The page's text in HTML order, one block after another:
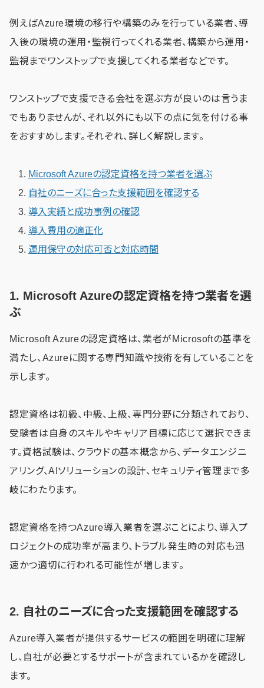
例えばAzure環境の移行や構築のみを行っている業者、導
入後の環境の運用・監視行ってくれる業者、構築から運用・
監視までワンストップで支援してくれる業者などです。
ワンストップで支援できる会社を選ぶ方が良いのは言うま
でもありませんが、それ以外にも以下の点に気を付ける事
をおすすめします。それぞれ、詳しく解説します。
Microsoft Azureの認定資格を持つ業者を選ぶ
自社のニーズに合った支援範囲を確認する
導入実績と成功事例の確認
導入費用の適正化
運用保守の対応可否と対応時間
1. Microsoft Azureの認定資格を持つ業者を選
ぶ
Microsoft Azureの認定資格は、業者がMicrosoftの基準を
満たし、Azureに関する専門知識や技術を有していることを
示します。
認定資格は初級、中級、上級、専門分野に分類されており、
受験者は自身のスキルやキャリア目標に応じて選択できま
す。資格試験は、クラウドの基本概念から、データエンジニ
アリング、AIソリューションの設計、セキュリティ管理まで多
岐にわたります。
認定資格を持つAzure導入業者を選ぶことにより、導入プ
ロジェクトの成功率が高まり、トラブル発生時の対応も迅
速かつ適切に行われる可能性が増します。
2. 自社のニーズに合った支援範囲を確認する
Azure導入業者が提供するサービスの範囲を明確に理解
し、自社が必要とするサポートが含まれているかを確認し
ます。